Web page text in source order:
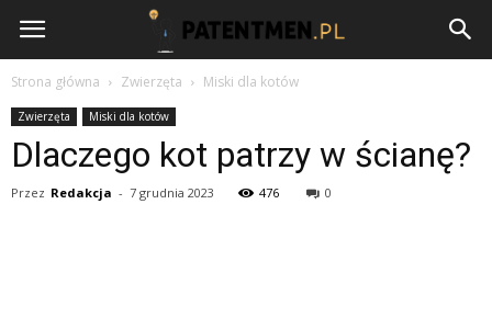
Patentmen.pl
Strona główna Zwierzęta Miski dla kotów
Zwierzęta Miski dla kotów
Dlaczego kot patrzy w ścianę?
Przez Redakcja - 7 grudnia 2023 476 0